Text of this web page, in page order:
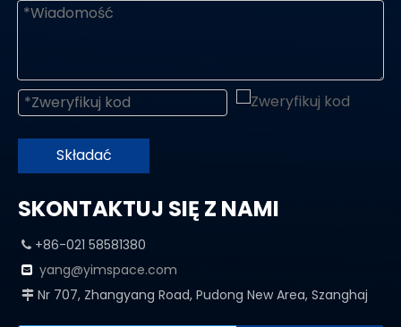
Składać
SKONTAKTUJ SIĘ Z NAMI
 +86-021 58581380
 yang@yimspace.com
 Nr 707, Zhangyang Road, Pudong New Area, Szanghaj